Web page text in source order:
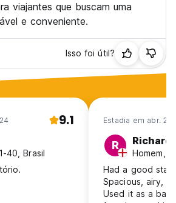
viajantes que buscam uma
e conveniente.
Isso foi útil?
9.1
40, Brasil
Estadia em abr.
R Richard
Homem,
Had a good stay
Spacious, airy,
Used it as a